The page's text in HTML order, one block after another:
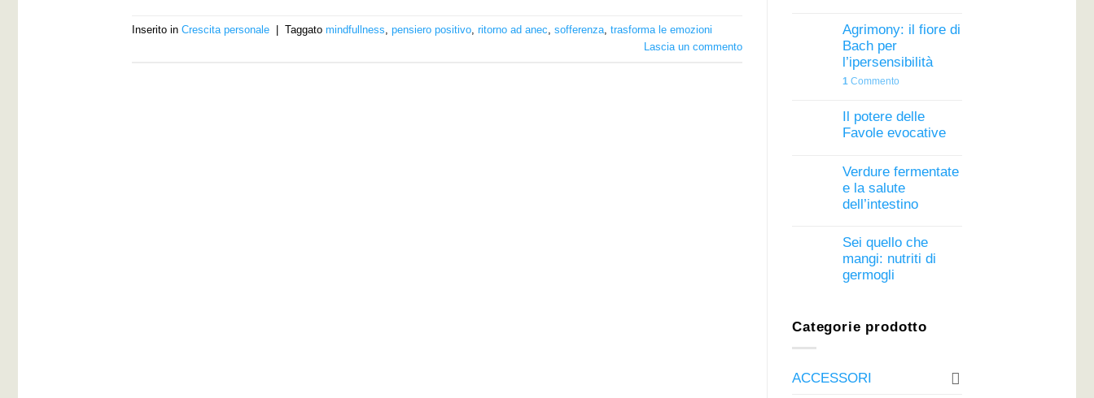
Inserito in Crescita personale Taggato mindfullness, pensiero positivo, ritorno ad anec, sofferenza, trasforma le emozioni
Lascia un commento
Agrimony: il fiore di
Bach per
l’ipersensibilità
1 Commento
Il potere delle
Favole evocative
Verdure fermentate
e la salute
dell’intestino
Sei quello che
mangi: nutriti di
germogli
Categorie prodotto
ACCESSORI